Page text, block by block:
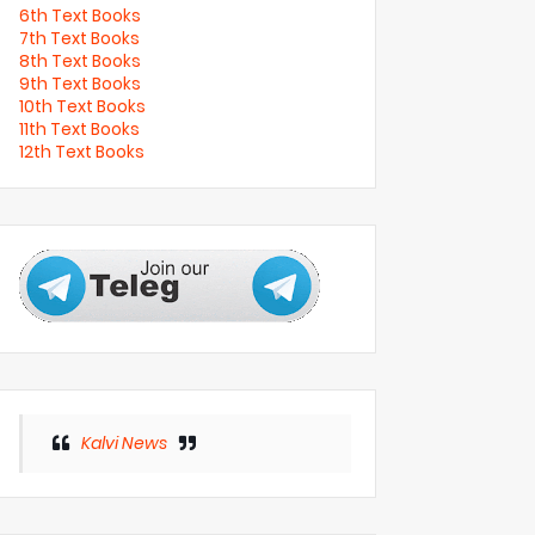
6th Text Books
7th Text Books
8th Text Books
9th Text Books
10th Text Books
11th Text Books
12th Text Books
Kalvi News